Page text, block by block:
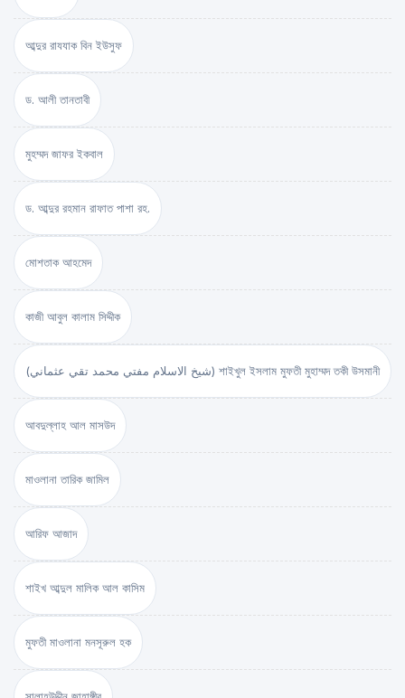
আব্দুর রাযযাক বিন ইউসুফ
ড. আলী তানতাবী
মুহম্মদ জাফর ইকবাল
ড. আব্দুর রহমান রাফাত পাশা রহ.
মোশতাক আহমেদ
কাজী আবুল কালাম সিদ্দীক
(شيخ الاسلام مفتي محمد تقي عثماني) শাইখুল ইসলাম মুফতী মুহাম্মদ তকী উসমানী
আবদুল্লাহ আল মাসউদ
মাওলানা তারিক জামিল
আরিফ আজাদ
শাইখ আব্দুল মালিক আল কাসিম
মুফতী মাওলানা মনসূরুল হক